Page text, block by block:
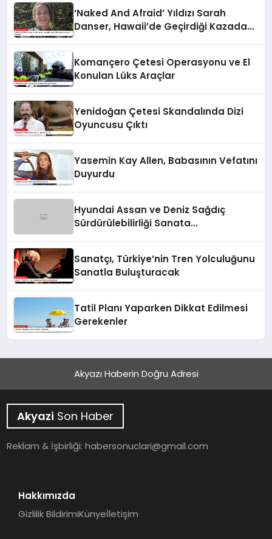
‘Naked And Afraid’ Yıldızı Sarah
Danser, Hawaii’de Geçirdiği Kazada
Komançero Çetesi Operasyonu ve El
Konulan Lüks Araçlar
Yenidoğan Çetesi Skandalında Dizi
Oyuncusu Çıktı
Yasemin Kay Allen, Babasının Vefatını
Duyurdu
Hyundai Assan ve Deniz Sağdıç
Sürdürülebilirliği Sanata
Sanatçı, Türkiye’nin Tren Yolculuğunu
Sanatla Buluşturacak
Tatil Planı Yaparken Dikkat Edilmesi
Gerekenler
Akyazı Haberin Doğru Adresi
Akyazi Son Haber
Reklam & İşbirliği:habersonuclari@gmail.com
Hakkımızda
Gizlilik BildirimiKünyeİletişim